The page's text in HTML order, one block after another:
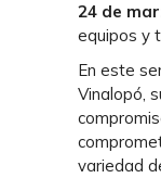
24 de
equipos y
En este
Vinalopó,
variedad